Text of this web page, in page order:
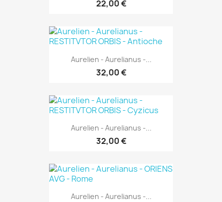
22,00 €
Aurelien - Aurelianus -...
32,00 €
Aurelien - Aurelianus -...
32,00 €
Aurelien - Aurelianus -...